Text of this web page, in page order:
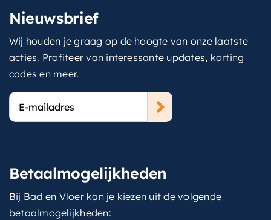
Nieuwsbrief
Wij houden je graag op de hoogte van onze laatste
acties. Profiteer van interessante updates, korting
codes en meer.
E-
mailadres
Betaalmogelijkheden
Bij Bad en Vloer kan je kiezen uit de volgende
betaalmogelijkheden: